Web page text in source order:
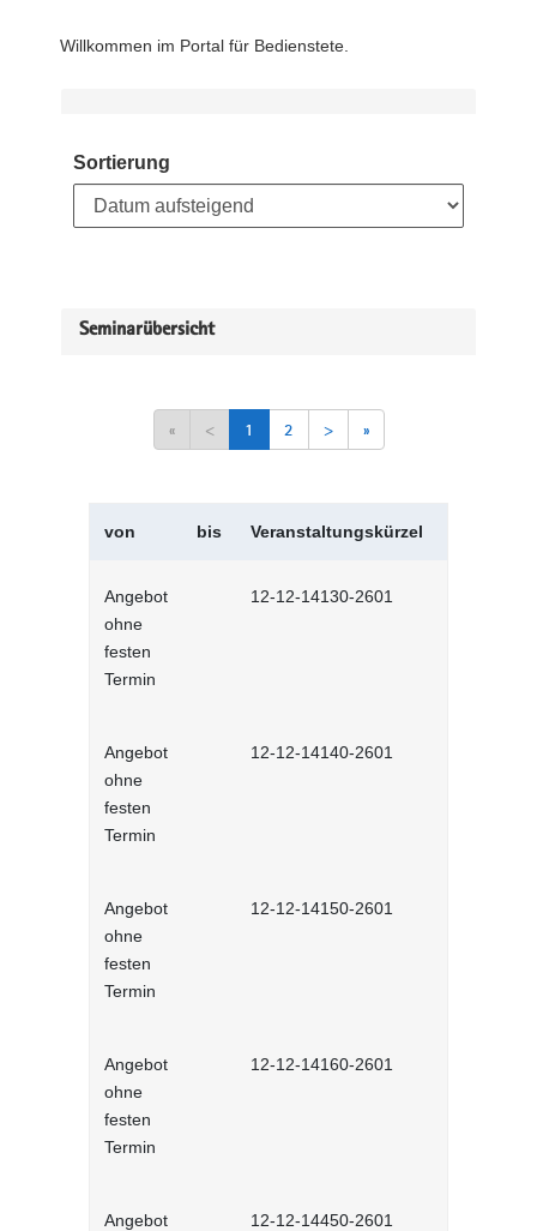
Willkommen im Portal für Bedienstete.
Sortierung
Seminarübersicht
« < 1 2 > »
von bis Veranstaltungskürzel
Angebot
ohne
festen
Termin
12-12-14130-2601
Angebot
ohne
festen
Termin
12-12-14140-2601
Angebot
ohne
festen
Termin
12-12-14150-2601
Angebot
ohne
festen
Termin
12-12-14160-2601
Angebot
12-12-14450-2601